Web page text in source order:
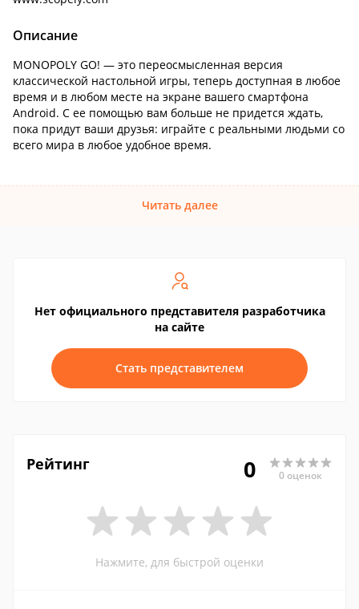
Описание
MONOPOLY GO! — это переосмысленная версия
классической настольной игры, теперь доступная в любое
время и в любом месте на экране вашего смартфона
Android. С ее помощью вам больше не придется ждать,
пока придут ваши друзья: играйте с реальными людьми со
всего мира в любое удобное время.
Читать далее
Нет официального представителя разработчика
на сайте
Стать представителем
Рейтинг 0 0 оценок
Нажмите, для быстрой оценки